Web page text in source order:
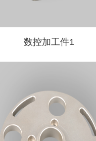
数控加工件1